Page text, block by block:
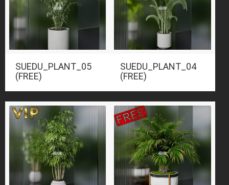
SUEDU_PLANT_05
(FREE)
SUEDU_PLANT_04
(FREE)